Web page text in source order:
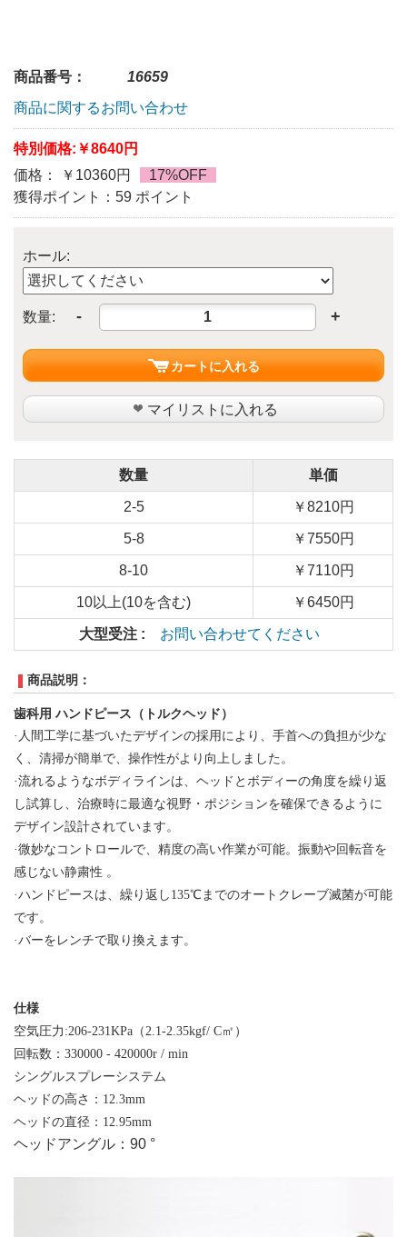
商品番号：
16659
商品に関するお問い合わせ
特別価格: ￥8640円
価格： ￥10360円
17%OFF
獲得ポイント：59 ポイント
ホール:
数量: - +
カートに入れる
マイリストに入れる
数量 単価
2-5 ￥8210円
5-8 ￥7550円
8-10 ￥7110円
10以上(10を含む) ￥6450円
大型受注 : お問い合わせてください
商品説明：
歯科用 ハンドピース（トルクヘッド）
·人間工学に基づいたデザインの採用により、手首への負担が少な
く、清掃が簡単で、操作性がより向上しました。
·流れるようなボディラインは、ヘッドとボディーの角度を繰り返
し試算し、治療時に最適な視野・ポジションを確保できるように
デザイン設計されています。
·微妙なコントロールで、精度の高い作業が可能。振動や回転音を
感じない静粛性 。
·ハンドピースは、繰り返し135℃までのオートクレーブ滅菌が可能
です。
·バーをレンチで取り換えます。
仕様
空気圧力:206-231KPa（2.1-2.35kgf/ C㎡）
回転数：330000 - 420000r / min
シングルスプレーシステム
ヘッドの高さ：12.3mm
ヘッドの直径：12.95mm
ヘッドアングル：90 °